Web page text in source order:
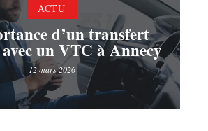
ACTU
d’un transfert
avec un VTC à Annecy
12 mars 2026